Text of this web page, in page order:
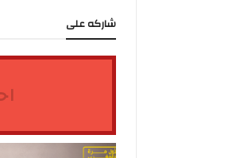
شاركه على